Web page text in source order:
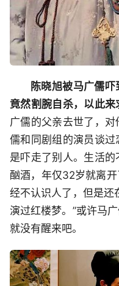
陈晓旭被马广儒
竟然割腕自杀，以此来
广儒的父亲去世了，
儒和同剧组的演员谈
是吓走了别人。生活
酗酒，年仅32岁就离
经不认识人了，但是还
演过红楼梦。”或许马
就没有醒来吧。